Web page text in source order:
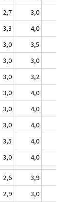
2,7
3,0
3,3
4,0
3,0
3,5
3,0
3,0
3,0
3,2
3,0
4,0
3,0
4,0
3,0
4,0
3,5
4,0
3,0 4,0
2,6
3,9
2,9
3,0